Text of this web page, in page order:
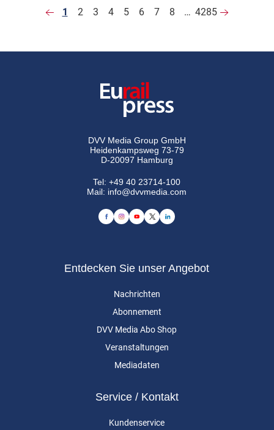
1 2 3 4 5 6 7 8 … 4285
DVV Media Group GmbH
Heidenkampsweg 73-79
D-20097 Hamburg
Tel:+49 40 23714-100
Mail: info@dvvmedia.com
Entdecken Sie unser Angebot
Nachrichten
Abonnement
DVV Media Abo Shop
Veranstaltungen
Mediadaten
Service / Kontakt
Kundenservice